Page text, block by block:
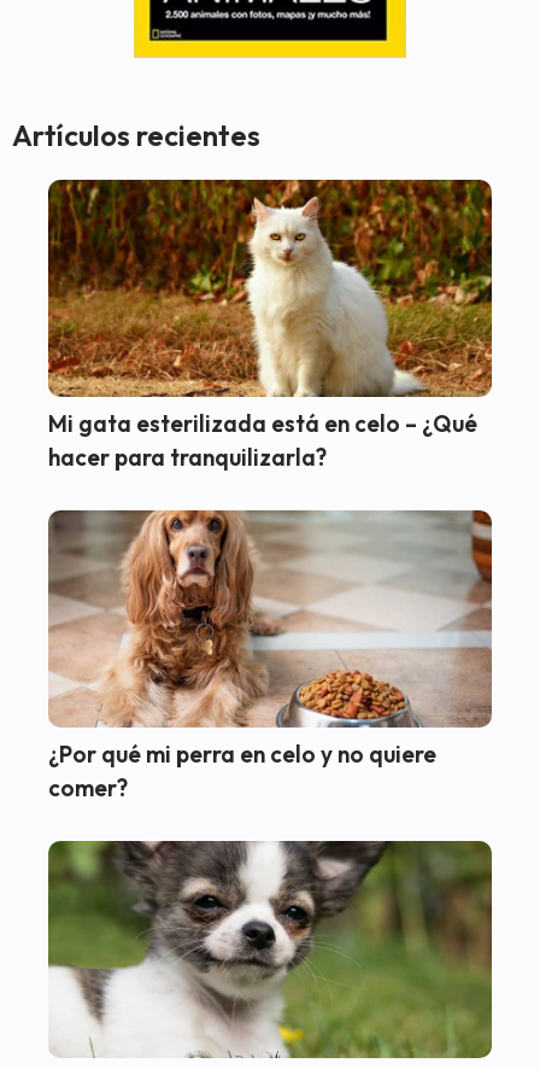
Artículos recientes
Mi gata esterilizada está en celo – ¿Qué
hacer para tranquilizarla?
¿Por qué mi perra en celo y no quiere
comer?